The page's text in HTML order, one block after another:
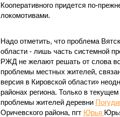
Кооперативного придется по-
локомотивами.
Надо отметить, что проблема
области - лишь часть системной
РЖД не желают решать от слова
проблемы местных жителей,
версия в Кировской области»
районах региона. Только в
проблемы жителей деревни
Оричевского района, пгт Юрья